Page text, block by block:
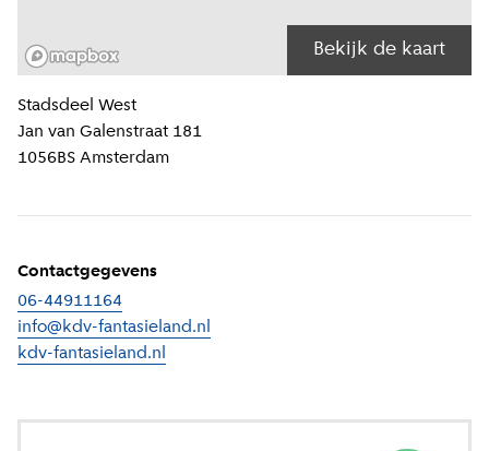
Bekijk de kaart
Locatiegegevens
Stadsdeel West
Jan van Galenstraat 181
1056BS Amsterdam
Contactgegevens
06-44911164
info@kdv-fantasieland.nl
kdv-fantasieland.nl